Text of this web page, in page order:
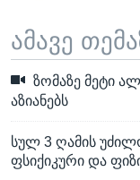
ამავე
ზომაზე მეტი
აზიანებს
სულ 3 ღამის
ფსიქიკური და